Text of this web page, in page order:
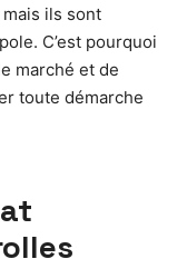
ils sont
C’est pourquoi
marché et de
toute démarche